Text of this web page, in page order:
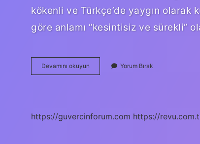
kökenli ve Türkçe’de yaygın olarak
göre anlamı “kesintisiz ve sürekli”
Devamını okuyun Mütemadi
Ne
Yorum Bırak
https://guvercinforum.com https://